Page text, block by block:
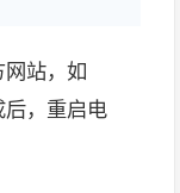
站，如
后，重启电